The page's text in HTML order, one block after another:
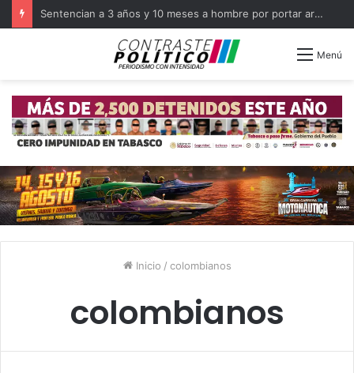
Sentencian a 3 años y 10 meses a hombre por portar arma en Balancán
Menú
Inicio / colombianos
colombianos